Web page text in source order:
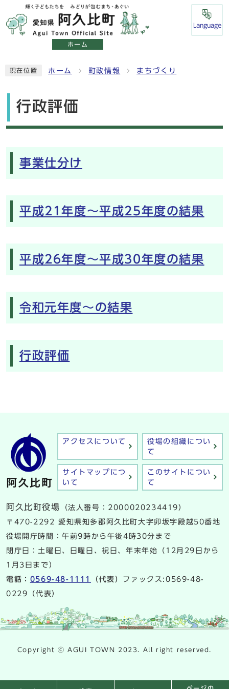
ホーム
Language
現在位置 ホーム 町政情報 まちづくり
行政評価
メインメニュー
事業仕分け
平成21年度～平成25年度の結果
平成26年度～平成30年度の結果
令和元年度～の結果
行政評価
アクセスについて
役場の組織につい
て
サイトマップにつ
いて
このサイトについ
て
阿久比町役場
（法人番号：2000020234419）
〒470-2292 愛知県知多郡阿久比町大字卯坂字殿越50番地
役場開庁時間：午前9時から午後4時30分まで
閉庁日：土曜日、日曜日、祝日、年末年始（12月29日から
1月3日まで）
電話： 0569-48-1111 （代表） ファックス:0569-48-
0229（代表）
Copyright ⓒ AGUI TOWN 2023. All right reserved.